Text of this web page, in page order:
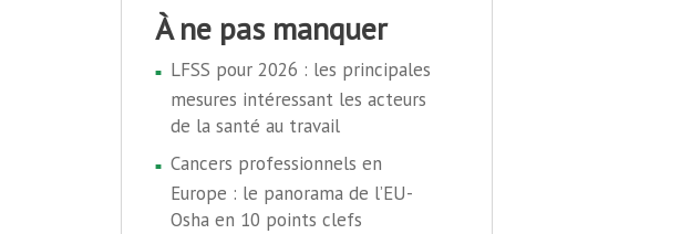
à ne pas manquer
LFSS pour 2026 : les principales
mesures intéressant les acteurs
de la santé au travail
Cancers professionnels en
Europe : le panorama de l’EU-
Osha en 10 points clefs